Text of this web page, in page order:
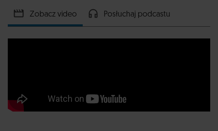
Zobacz video Posłuchaj podcastu